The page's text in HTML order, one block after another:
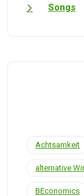
Songs
Achtsamkeit
alternative
BEconomics